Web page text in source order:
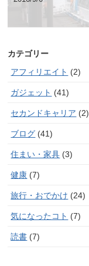
カテゴリー
アフィリエイト (2)
ガジェット (41)
セカンドキャリア (2)
ブログ (41)
住まい・家具 (3)
健康 (7)
旅行・おでかけ (24)
気になったコト (7)
読書 (7)